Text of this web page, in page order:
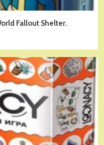
Fallout Shelter.